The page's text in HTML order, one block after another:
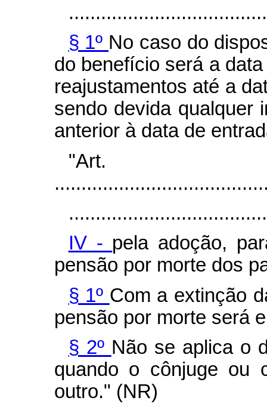
§ 1º No caso do
do benefício será a
reajustamentos até a
sendo devida qualquer
anterior à data de
IV - pela adoção,
pensão por morte dos
§ 1º Com a extinção
pensão por morte será
§ 2º Não se aplica o
quando o cônjuge ou
outro." (NR)